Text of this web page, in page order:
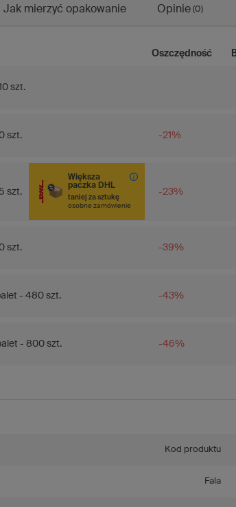
Jak mierzyć opakowanie Opinie (0)
Oszczędność
szt.
szt. -21%
szt.
Większa
paczka DHL
taniej za sztukę
osobne zamówienie
-23%
szt. -39%
- 480 szt. -43%
- 800 szt. -46%
Kod produktu
Fala